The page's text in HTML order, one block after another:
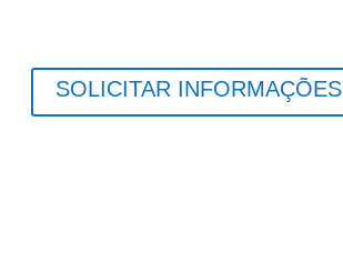
SOLICITAR INFORMAÇÕES